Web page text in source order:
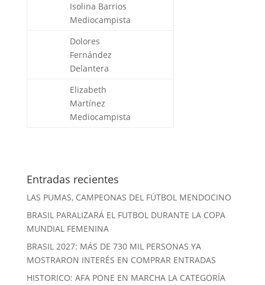
Isolina Barrios
Mediocampista
Dolores
Fernández
Delantera
Elizabeth
Martínez
Mediocampista
Entradas recientes
LAS PUMAS, CAMPEONAS DEL FÚTBOL MENDOCINO
BRASIL PARALIZARÁ EL FUTBOL DURANTE LA COPA
MUNDIAL FEMENINA
BRASIL 2027: MÁS DE 730 MIL PERSONAS YA
MOSTRARON INTERÉS EN COMPRAR ENTRADAS
HISTORICO: AFA PONE EN MARCHA LA CATEGORÍA